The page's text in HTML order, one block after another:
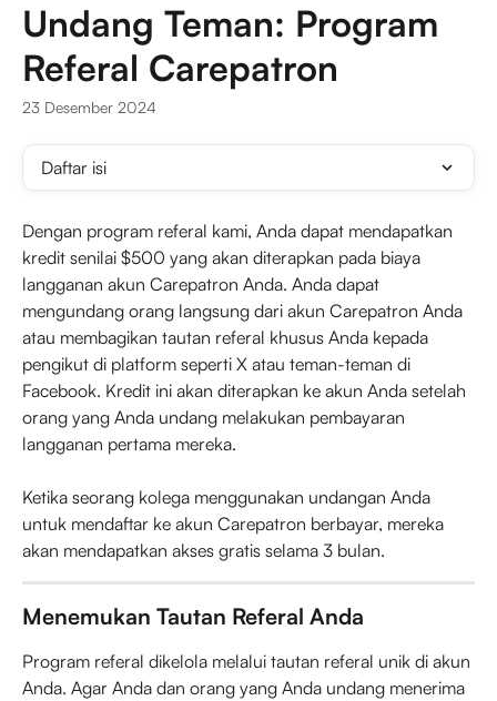
Undang Teman: Program
Referal Carepatron
23 Desember 2024
Daftar isi
Dengan program referal kami, Anda dapat mendapatkan
kredit senilai $500 yang akan diterapkan pada biaya
langganan akun Carepatron Anda. Anda dapat
mengundang orang langsung dari akun Carepatron Anda
atau membagikan tautan referal khusus Anda kepada
pengikut di platform seperti X atau teman-teman di
Facebook. Kredit ini akan diterapkan ke akun Anda setelah
orang yang Anda undang melakukan pembayaran
langganan pertama mereka.
Ketika seorang kolega menggunakan undangan Anda
untuk mendaftar ke akun Carepatron berbayar, mereka
akan mendapatkan akses gratis selama 3 bulan.
Menemukan Tautan Referal Anda
Program referal dikelola melalui tautan referal unik di akun
Anda. Agar Anda dan orang yang Anda undang menerima